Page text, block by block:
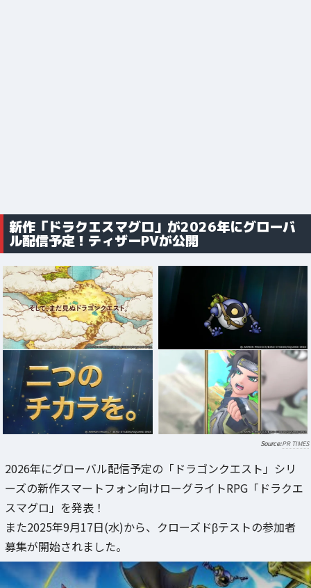
新作「ドラクエスマグロ」が2026年にグローバ
ル配信予定！ティザーPVが公開
PR TIMES
2026年にグローバル配信予定の「ドラゴンクエスト」シリ
ーズの新作スマートフォン向けローグライトRPG「ドラクエ
スマグロ」を発表！
また2025年9月17日(水)から、クローズドβテストの参加者
募集が開始されました。